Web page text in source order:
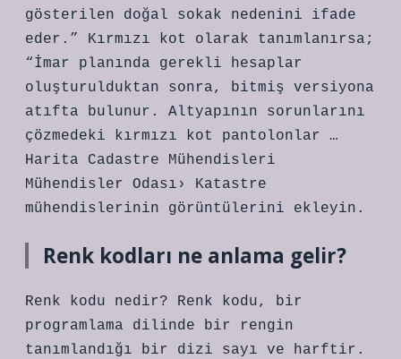
gösterilen doğal sokak nedenini ifade
eder.” Kırmızı kot olarak tanımlanırsa;
“İmar planında gerekli hesaplar
oluşturulduktan sonra, bitmiş versiyona
atıfta bulunur. Altyapının sorunlarını
çözmedeki kırmızı kot pantolonlar …
Harita Cadastre Mühendisleri
Mühendisler Odası› Katastre
mühendislerinin görüntülerini ekleyin.
Renk kodları ne anlama gelir?
Renk kodu nedir? Renk kodu, bir
programlama dilinde bir rengin
tanımlandığı bir dizi sayı ve harftir.